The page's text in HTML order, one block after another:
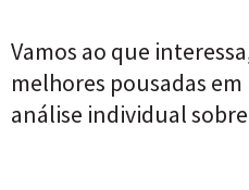
Vamos ao que
melhores pousadas
análise individual